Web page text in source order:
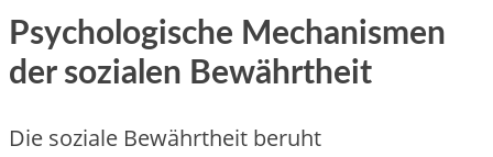
Psychologische Mechanismen
d‬er sozialen Bewährtheit
D‬ie soziale Bewährtheit beruht